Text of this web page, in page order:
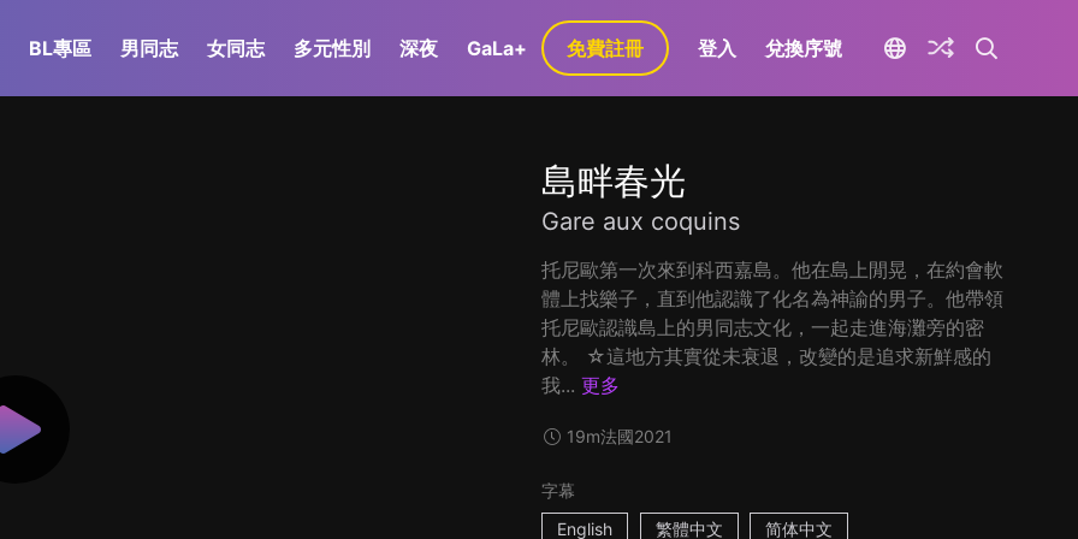
BL專區 男同志 女同志 多元性別 深夜 GaLa+ 免費註冊 登入 兌換序號
島畔春光
Gare aux coquins
托尼歐第一次來到科西嘉島。他在島上閒晃，在約會軟
體上找樂子，直到他認識了化名為神諭的男子。他帶領
托尼歐認識島上的男同志文化，一起走進海灘旁的密
林。 ☆這地方其實從未衰退，改變的是追求新鮮感的
我... 更多
19m法國2021
字幕
English
繁體中文 简体中文